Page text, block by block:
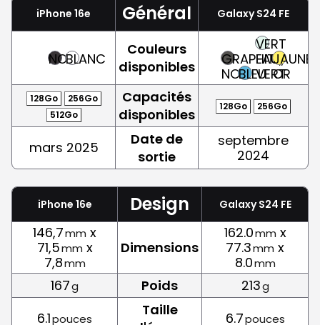
iPhone 16e Général Galaxy S24 FE
NOIRBLANC
Couleurs
disponibles
GRAPHITE,
NOIRBLEU
VERT
EAU,
VERT
JAUNE,
OR
128Go
256Go
512Go
Capacités
disponibles
128Go 256Go
mars 2025
Date de
sortie
septembre
2024
iPhone 16e Design Galaxy S24 FE
146,7mm x
71,5mm x
7,8mm
Dimensions
162.0mm x
77.3mm x
8.0mm
167g Poids 213g
6.1pouces
Taille
6.7pouces